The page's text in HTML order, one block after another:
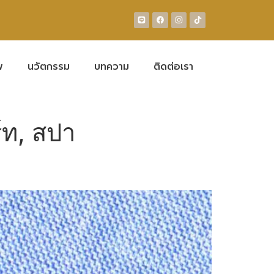
นวัตกรรม บทความ ติดต่อเรา
, สปา